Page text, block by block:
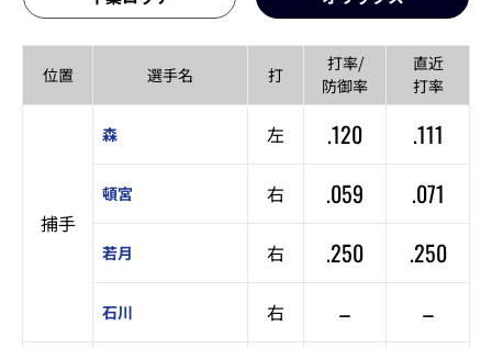
位置 選手名 打
打率/
防御率
直近
打率
捕手
森 左 .120 .111
頓宮 右 .059 .071
若月 右 .250 .250
石川 右 – –